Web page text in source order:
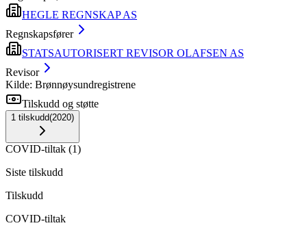
HEGLE REGNSKAP AS
Regnskapsfører
STATSAUTORISERT REVISOR OLAFSEN AS
Revisor
Kilde: Brønnøysundregistrene
Tilskudd og støtte
1 tilskudd(2020)
COVID-tiltak (1)
Siste tilskudd
Tilskudd
COVID-tiltak